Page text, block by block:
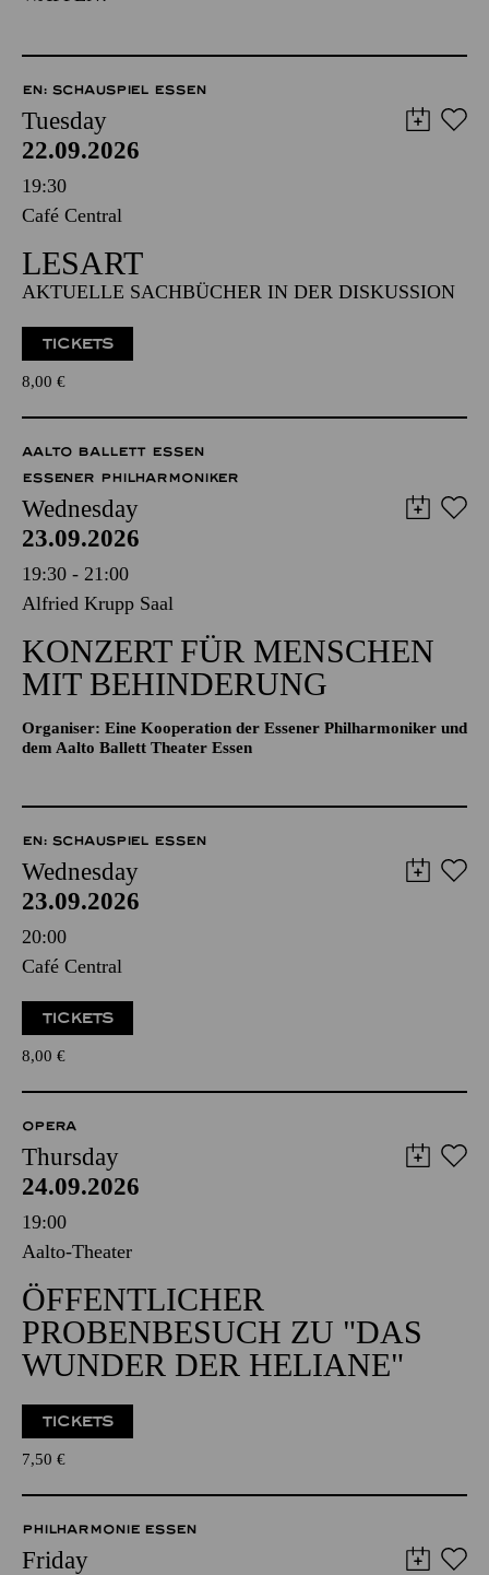
EN: SCHAUSPIEL ESSEN
Tuesday
22.09.2026
19:30
Café Central
LESART
AKTUELLE SACHBÜCHER IN DER DISKUSSION
TICKETS
8,00 €
AALTO BALLETT ESSEN
ESSENER PHILHARMONIKER
Wednesday
23.09.2026
19:30 - 21:00
Alfried Krupp Saal
KONZERT FÜR MENSCHEN
MIT BEHINDERUNG
Organiser: Eine Kooperation der Essener Philharmoniker und
dem Aalto Ballett Theater Essen
EN: SCHAUSPIEL ESSEN
Wednesday
23.09.2026
20:00
Café Central
TICKETS
8,00 €
OPERA
Thursday
24.09.2026
19:00
Aalto-Theater
ÖFFENTLICHER
PROBENBESUCH ZU "DAS
WUNDER DER HELIANE"
TICKETS
7,50 €
PHILHARMONIE ESSEN
Friday